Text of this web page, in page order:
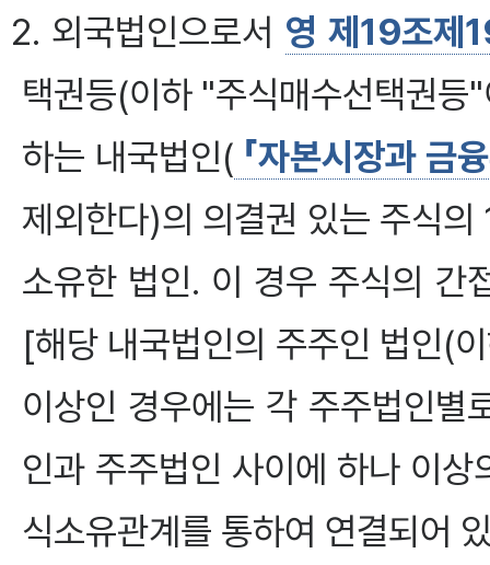
2. 외국법인으로서 영 제19조제
택권등(이하 "주식매수선택권
하는 내국법인( 「자본시장과 금
제외한다)의 의결권 있는 주식
소유한 법인. 이 경우 주식의 간
[해당 내국법인의 주주인 법인(
이상인 경우에는 각 주주법인별
인과 주주법인 사이에 하나 이
식소유관계를 통하여 연결되어